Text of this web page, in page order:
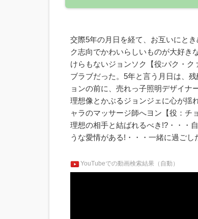
交際5年の月日を経て、お互いにと
ク志向でかわいらしいものが大好き
けらもないジョンソク【役:パク・
ブラブだった。5年と言う月日は、
ョンの前に、売れっ子照明デザイナ
理想像とかぶるジョンジェに心が揺
ャラのマッサージ師へヨン【役：チ
理想の相手と結ばれるべき!?・・・
うな愛情がある!・・・一緒に過ごし
YouTubeでの動画検索結果（自動）